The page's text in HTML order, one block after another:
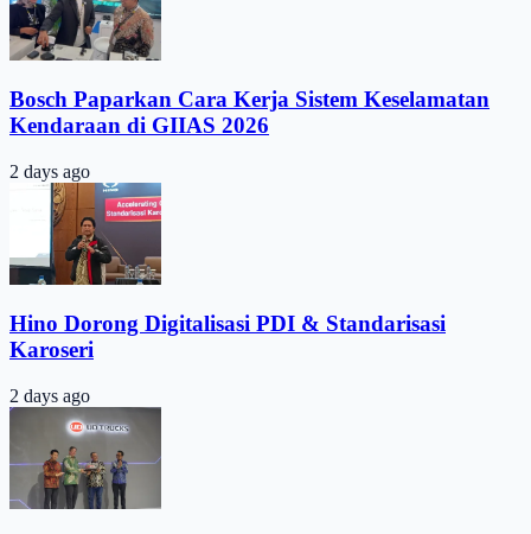
Bosch Paparkan Cara Kerja Sistem Keselamatan
Kendaraan di GIIAS 2026
2 days ago
Hino Dorong Digitalisasi PDI & Standarisasi
Karoseri
2 days ago